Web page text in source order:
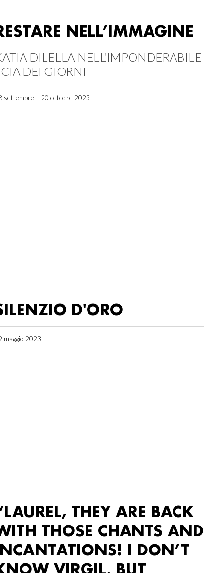
NELL’IMMAGINE
DILELLA NELL’IMPONDERABILE
DEI GIORNI
settembre – 20 ottobre 2023
D'ORO
maggio 2023
THEY ARE BACK
THOSE CHANTS AND
I DON’T
VIRGIL, BUT